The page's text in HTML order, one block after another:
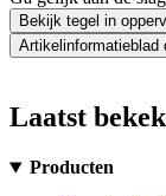
Bekijk tegel in
Artikelinformatieblad
Laatst
Producten